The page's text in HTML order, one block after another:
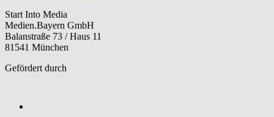
Start Into Media
Medien.Bayern GmbH
Balanstraße 73 / Haus 11
81541 München
Gefördert durch